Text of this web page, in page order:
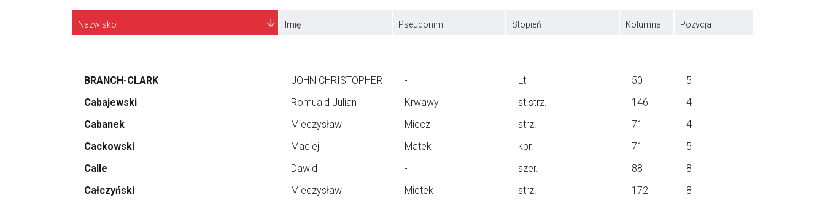
Nazwisko Imię Pseudonim Stopień Kolumna Pozycja
BRANCH-CLARK JOHN CHRISTOPHER - Lt 50
5
Cabajewski
Romuald Julian Krwawy st.strz. 146
4
Cabanek
Mieczysław Miecz strz. 71
4
Cackowski
Maciej Matek kpr. 71
5
Calle
Dawid - szer. 88
8
Całczyński
Mieczysław Mietek strz. 172
8